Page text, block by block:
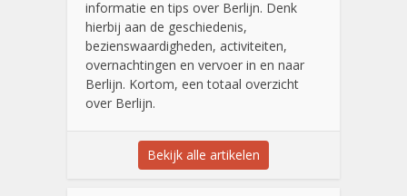
informatie en tips over Berlijn. Denk
hierbij aan de geschiedenis,
bezienswaardigheden, activiteiten,
overnachtingen en vervoer in en naar
Berlijn. Kortom, een totaal overzicht
over Berlijn.
Bekijk alle artikelen